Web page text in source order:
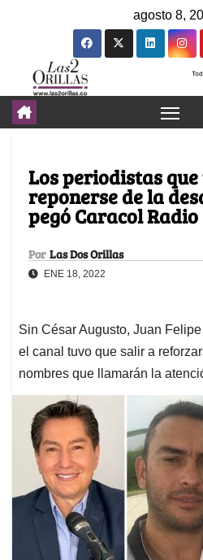
agosto 8,
Los periodistas
reponerse de la
pegó Caracol Radio
Por Las Dos Orillas
ENE 18, 2022
Sin César Augusto, Juan
el canal tuvo que salir a
nombres que llamarán la